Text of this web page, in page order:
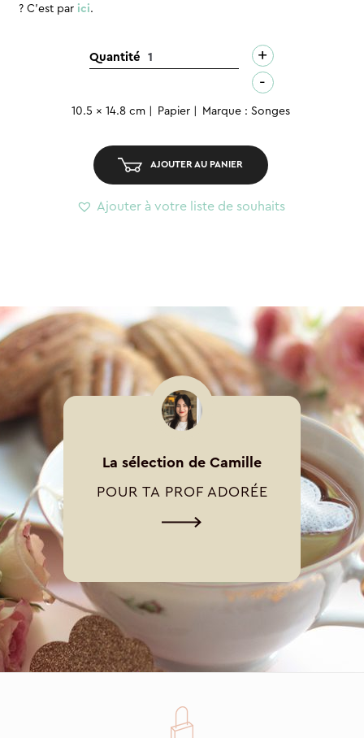
? C’est par ici.
Quantitéquantité
à
Marguerite
+
-
10.5 x 14.8 cm Papier Marque : Songes
AJOUTER AU PANIER
Ajouter à votre liste de souhaits
La sélection de Camille
POUR TA PROF ADORÉE